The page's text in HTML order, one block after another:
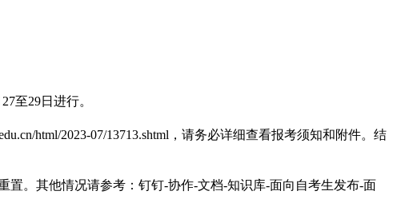
至29日进行。
html/2023-07/13713.shtml，请务必详细查看报考须知和附件。结
置。其他情况请参考：钉钉-协作-文档-知识库-面向自考生发布-面